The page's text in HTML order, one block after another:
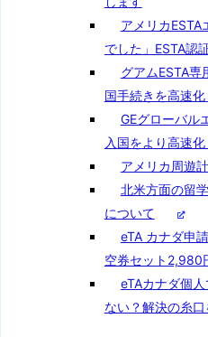
アメリカESTA
でした」ESTA認
グアムESTA専
国手続きを高速化
GEグローバル
入国をより高速化
アメリカ周遊
北米方面の留
について
eTA カナダ申
空券セット2,980
eTAカナダ個
ない？解決の糸口